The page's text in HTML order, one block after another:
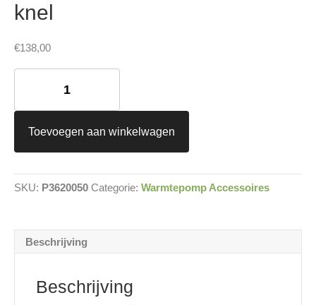
knel
€138,00
Spirotech
360°
vuilafscheider
22mm
2x
aantal
Toevoegen aan winkelwagen
SKU: P3620050 Categorie: Warmtepomp Accessoires
Beschrijving
Beschrijving